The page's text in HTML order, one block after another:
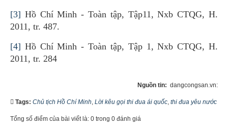
[3] Hồ Chí Minh - Toàn tập, Tập11, Nxb CTQG, H.
2011, tr. 487.
[4] Hồ Chí Minh - Toàn tập, Tập 1, Nxb CTQG, H.
2011, tr. 284
Nguồn tin: dangcongsan.vn:
Tags: Chủ tịch Hồ Chí Minh, Lời kêu gọi thi đua ái quốc, thi đua yêu nước
Tổng số điểm của bài viết là: 0 trong 0 đánh giá